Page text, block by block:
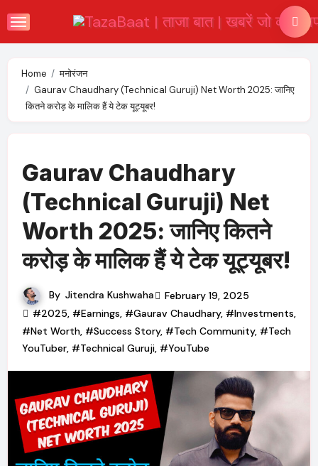
to
Home
मनोरंजन
Gaurav Chaudhary (Technical Guruji) Net Worth 2025: जानिए
कितने करोड़ के मालिक हैं ये टेक यूट्यूबर!
Gaurav Chaudhary
(Technical Guruji) Net
Worth 2025: जानिए कितने
करोड़ के मालिक हैं ये टेक यूट्यूबर!
By Jitendra Kushwaha
February 19, 2025
#2025, #Earnings, #Gaurav Chaudhary, #Investments,
#Net Worth, #Success Story, #Tech Community, #Tech
YouTuber, #Technical Guruji, #YouTube